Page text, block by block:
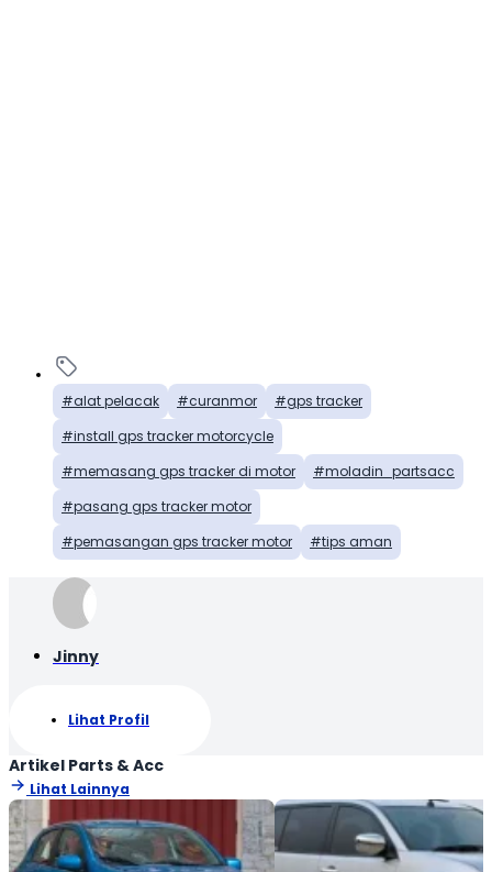
alat pelacak curanmor
gps tracker
install gps tracker motorcycle
memasang gps tracker di motor
moladin_partsacc
pasang gps tracker motor
pemasangan gps tracker motor
tips aman
Jinny
Lihat Profil
Artikel Parts & Acc
Lihat Lainnya